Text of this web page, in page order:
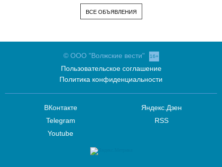
ВСЕ ОБЪЯВЛЕНИЯ
© ООО "Волжские вести" 16+
Пользовательское соглашение
Политика конфиденциальности
ВКонтакте
Telegram
Youtube
Яндекс.Дзен
RSS